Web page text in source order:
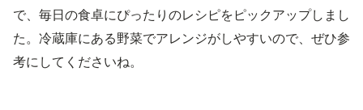
で、毎日の食卓にぴったりのレシピをピックアップしまし
た。冷蔵庫にある野菜でアレンジがしやすいので、ぜひ参
考にしてくださいね。